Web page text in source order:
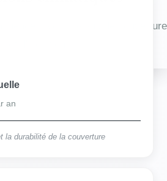
vos travaux de couverture
an
la durabilité de la couverture